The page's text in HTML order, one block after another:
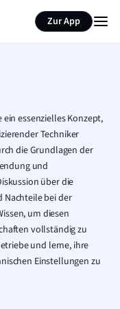
Zur App
essenzielles Konzept,
Techniker
die Grundlagen der
und
über die
Nachteile bei der
um diesen
vollständig zu
und lerne, ihre
Einstellungen zu